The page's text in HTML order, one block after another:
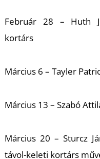
Február 28 – Huth
kortárs
Március 6 – Tayler
Március 13 – Szabó
Március 20 – Sturcz
távol-keleti kortárs